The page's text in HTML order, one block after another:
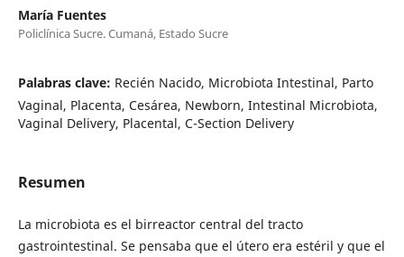
María Fuentes
Policlínica Sucre. Cumaná, Estado Sucre
Palabras clave: Recién Nacido, Microbiota Intestinal, Parto
Vaginal, Placenta, Cesárea, Newborn, Intestinal Microbiota,
Vaginal Delivery, Placental, C-Section Delivery
Resumen
La microbiota es el birreactor central del tracto
gastrointestinal. Se pensaba que el útero era estéril y que el